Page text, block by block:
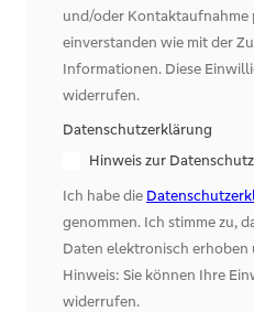
und/oder Kontaktaufnahme
einverstanden wie mit der
Informationen. Diese
widerrufen.
Datenschutzerklärung
Hinweis zur
Ich habe die
genommen. Ich stimme zu,
Daten elektronisch
Hinweis: Sie können Ihre
widerrufen.